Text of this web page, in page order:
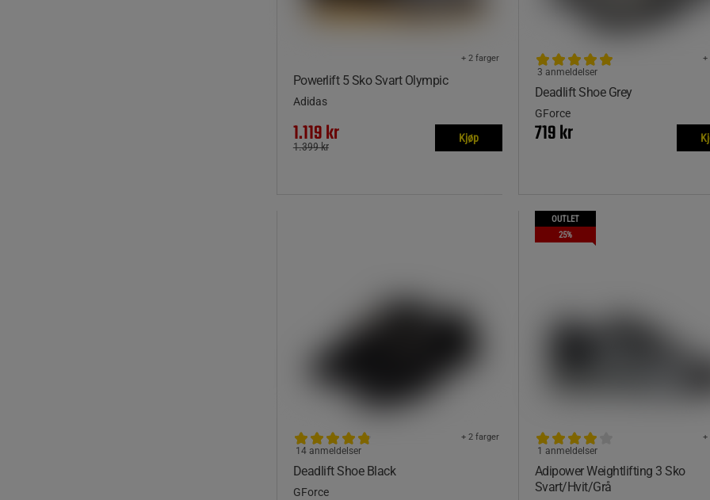
Powerlift 5 Sko Svart Olympic
+ 2 farger
Adidas
1.119 kr
1.399 kr
Kjøp
Deadlift Shoe Grey
+
3 anmeldelser
GForce
719 kr
Deadlift Shoe Black
+ 2 farger
14 anmeldelser
GForce
OUTLET
25%
Adipower Weightlifting 3 Sko
Svart/Hvit/Grå
+
1 anmeldelser